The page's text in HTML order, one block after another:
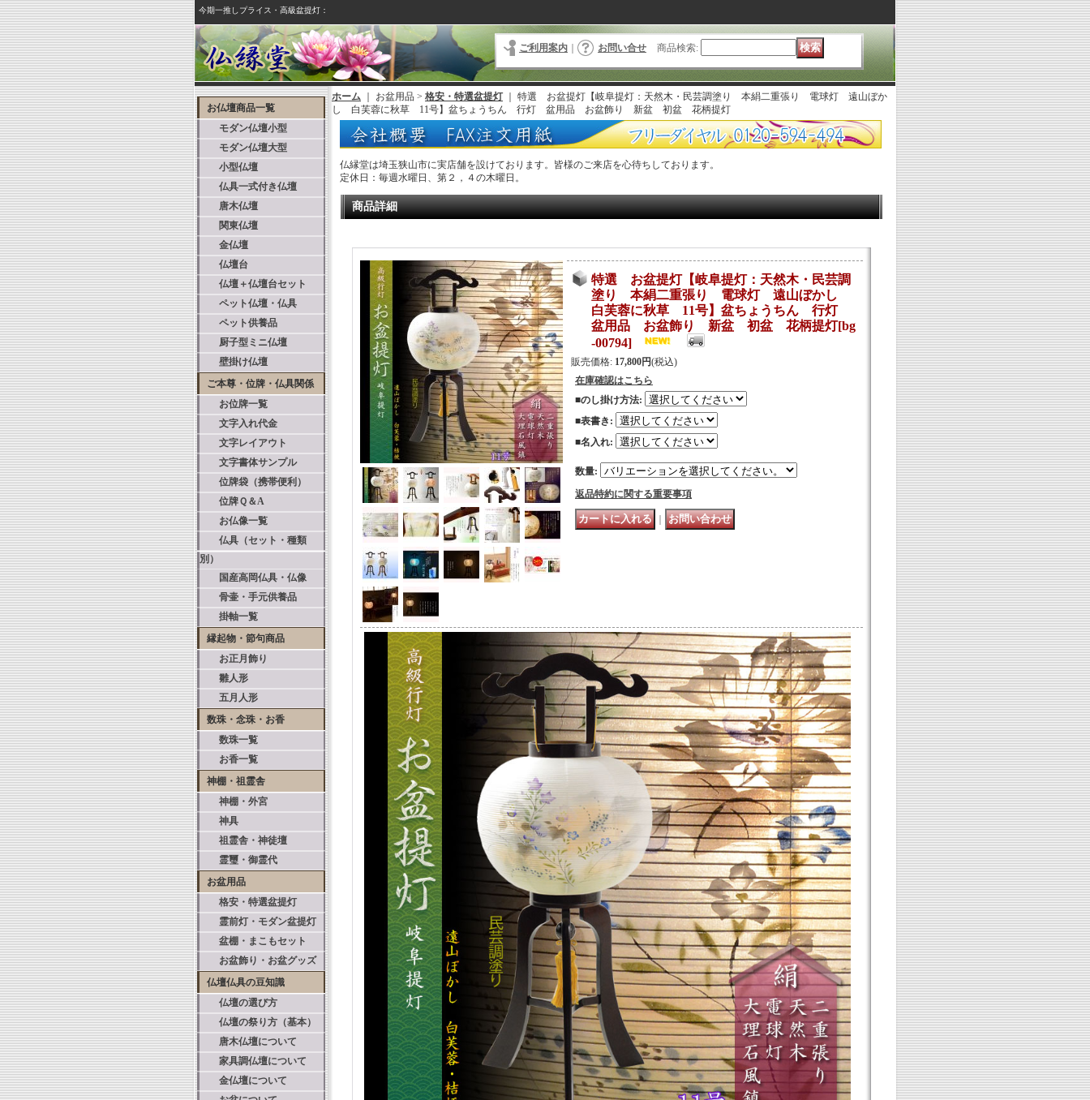
今期一推しプライス・高級盆提灯：
ご利用案内 お問い合せ 商品検索:
お仏壇商品一覧
モダン仏壇小型
モダン仏壇大型
小型仏壇
仏具一式付き仏壇
唐木仏壇
関東仏壇
金仏壇
仏壇台
仏壇＋仏壇台セット
ペット仏壇・仏具
ペット供養品
厨子型ミニ仏壇
壁掛け仏壇
ご本尊・位牌・仏具関係
お位牌一覧
文字入れ代金
文字レイアウト
文字書体サンプル
位牌袋（携帯便利）
位牌Ｑ＆A
お仏像一覧
仏具（セット・種類
別）
国産高岡仏具・仏像
骨壷・手元供養品
掛軸一覧
縁起物・節句商品
お正月飾り
雛人形
五月人形
数珠・念珠・お香
数珠一覧
お香一覧
神棚・祖霊舎
神棚・外宮
神具
祖霊舎・神徒壇
霊璽・御霊代
お盆用品
格安・特選盆提灯
霊前灯・モダン盆提灯
盆棚・まこもセット
お盆飾り・お盆グッズ
仏壇仏具の豆知識
仏壇の選び方
仏壇の祭り方（基本）
唐木仏壇について
家具調仏壇について
金仏壇について
ホーム ｜ お盆用品 > 格安・特選盆提灯｜ 特選 お盆提灯【岐阜提灯：天然木・民芸調塗り 本絹二重張り 電球灯 遠山ぼか
し 白芙蓉に秋草 11号】盆ちょうちん 行灯 盆用品 お盆飾り 新盆 初盆 花柄提灯
仏縁堂は埼玉狭山市に実店舗を設けております。皆様のご来店を心待ちしております。
定休日：毎週水曜日、第２，４の木曜日。
商品詳細
特選 お盆提灯【岐阜提灯：天然木・民芸調
塗り 本絹二重張り 電球灯 遠山ぼかし
白芙蓉に秋草 11号】盆ちょうちん 行灯
盆用品 お盆飾り 新盆 初盆 花柄提灯[bg
-00794]
販売価格: 17,800円(税込)
在庫確認はこちら
■のし掛け方法:
■表書き :
■名入れ:
数量:
返品特約に関する重要事項